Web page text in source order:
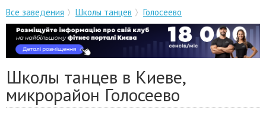
Все заведения Школы танцев Голосеево
Школы танцев в Киеве,
микрорайон Голосеево